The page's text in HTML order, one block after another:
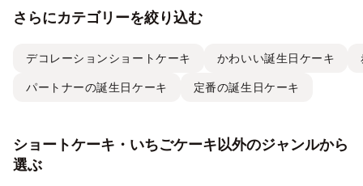
さらにカテゴリーを絞り込む
デコレーションショートケーキ かわいい誕生日ケーキ
パートナーの誕生日ケーキ 定番の誕生日ケーキ
ショートケーキ・いちごケーキ以外のジャンルから
選ぶ